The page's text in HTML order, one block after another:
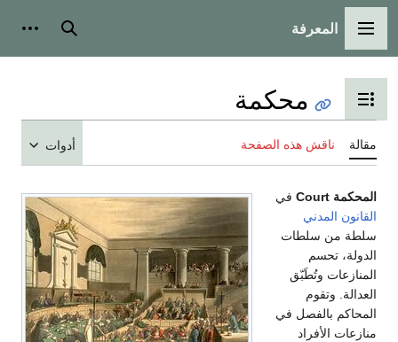
القائمة الرئيسية
المعرفة بحث
تبديل عرض جدول المحتويات
محكمة
مقالة ناقش هذه الصفحة أدوات
المحكمة Court
في
القانون المدني
سلطة من سلطات
الدولة، تحسم
المنازعات وتُطَبّق
العدالة. وتقوم
المحاكم بالفصل في
منازعات الأفراد